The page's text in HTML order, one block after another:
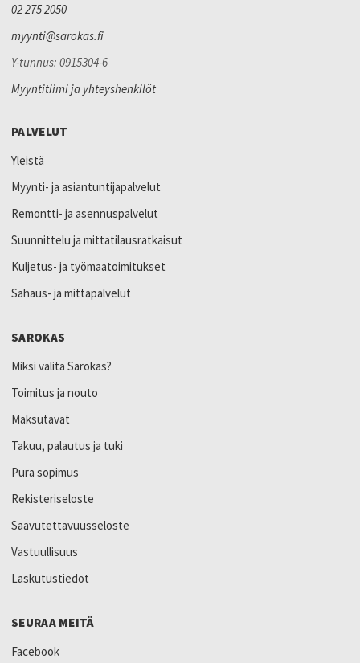
02 275 2050
myynti@sarokas.fi
Y-tunnus: 0915304-6
Myyntitiimi ja yhteyshenkilöt
PALVELUT
Yleistä
Myynti- ja asiantuntijapalvelut
Remontti- ja asennuspalvelut
Suunnittelu ja mittatilausratkaisut
Kuljetus- ja työmaatoimitukset
Sahaus- ja mittapalvelut
SAROKAS
Miksi valita Sarokas?
Toimitus ja nouto
Maksutavat
Takuu, palautus ja tuki
Pura sopimus
Rekisteriseloste
Saavutettavuusseloste
Vastuullisuus
Laskutustiedot
SEURAA MEITÄ
Facebook